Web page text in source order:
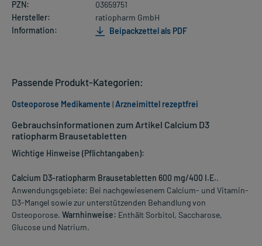
PZN:
03659751
Hersteller:
ratiopharm GmbH
Information:
Beipackzettel als PDF
Gebrauchsinformationen zum Artikel Calcium D3
ratiopharm Brausetabletten
Wichtige Hinweise (Pflichtangaben):
Calcium D3-ratiopharm Brausetabletten 600 mg/400 I.E..
Anwendungsgebiete: Bei nachgewiesenem Calcium- und Vitamin-
D3-Mangel sowie zur unterstützenden Behandlung von
Osteoporose. Warnhinweise: Enthält Sorbitol, Saccharose,
Glucose und Natrium.
Passende Produkt-Kategorien:
Osteoporose Medikamente |Arzneimittel rezeptfrei